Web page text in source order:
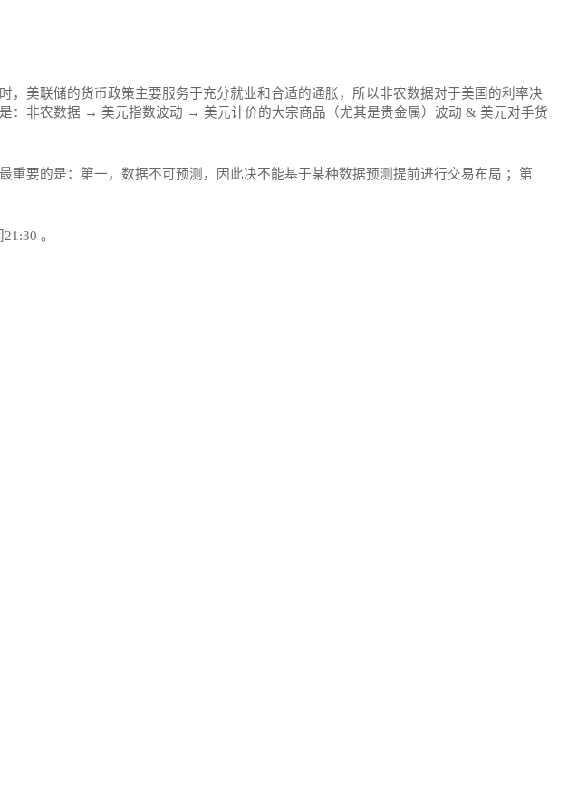
美联储的货币政策主要服务于充分就业和合适的通胀，所以非农数据对于美国的利率决
：非农数据 → 美元指数波动 → 美元计价的大宗商品（尤其是贵金属）波动 & 美元对手货
要的是：第一，数据不可预测，因此决不能基于某种数据预测提前进行交易布局 ；第
。